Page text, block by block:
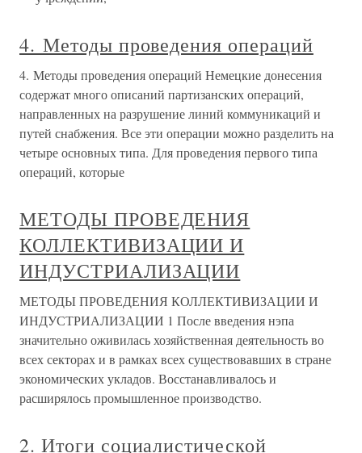
4. Методы проведения операций
4. Методы проведения операций Немецкие донесения
содержат много описаний партизанских операций,
направленных на разрушение линий коммуникаций и
путей снабжения. Все эти операции можно разделить на
четыре основных типа. Для проведения первого типа
операций, которые
МЕТОДЫ ПРОВЕДЕНИЯ
КОЛЛЕКТИВИЗАЦИИ И
ИНДУСТРИАЛИЗАЦИИ
МЕТОДЫ ПРОВЕДЕНИЯ КОЛЛЕКТИВИЗАЦИИ И
ИНДУСТРИАЛИЗАЦИИ 1 После введения нэпа
значительно оживилась хозяйственная деятельность во
всех секторах и в рамках всех существовавших в стране
экономических укладов. Восстанавливалось и
расширялось промышленное производство.
2. Итоги социалистической